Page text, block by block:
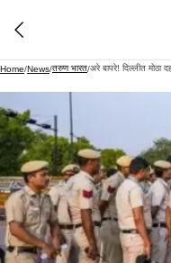
Home/News/तरुण भारत/